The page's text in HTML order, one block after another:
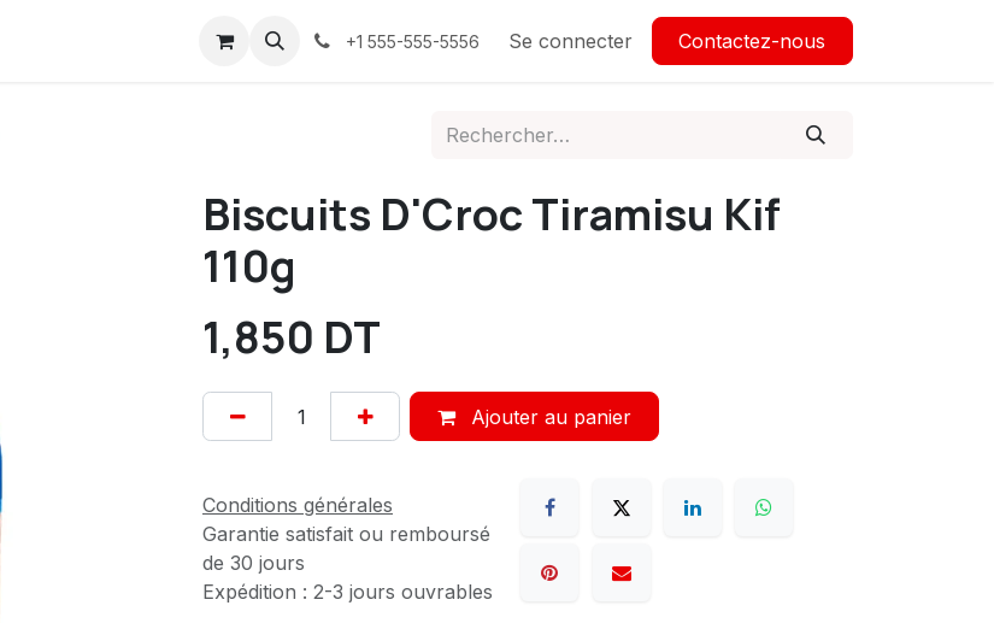
Contactez-nous Confidentialité+1 555-555-5556 Se connecter Contactez-nous
Biscuits D'Croc Tiramisu Kif
110g
1,850 DT
Ajouter au panier
Conditions générales
Garantie satisfait ou remboursé
de 30 jours
Expédition : 2-3 jours ouvrables